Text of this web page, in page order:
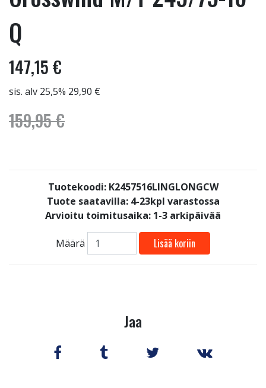
Q
147,15 €
sis. alv 25,5% 29,90 €
159,95 €
Tuotekoodi: K2457516LINGLONGCW
Tuote saatavilla: 4-23kpl varastossa
Arvioitu toimitusaika: 1-3 arkipäivää
Määrä Lisää koriin
Jaa